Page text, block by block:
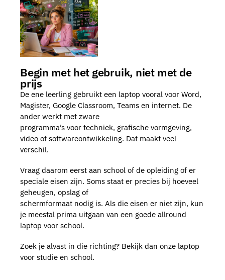
Begin met het gebruik, niet met de
prijs
De ene leerling gebruikt een laptop vooral voor Word,
Magister, Google Classroom, Teams en internet. De
ander werkt met zware
programma’s voor techniek, grafische vormgeving,
video of softwareontwikkeling. Dat maakt veel
verschil.
Vraag daarom eerst aan school of de opleiding of er
speciale eisen zijn. Soms staat er precies bij hoeveel
geheugen, opslag of
schermformaat nodig is. Als die eisen er niet zijn, kun
je meestal prima uitgaan van een goede allround
laptop voor school.
Zoek je alvast in die richting? Bekijk dan onze laptop
voor studie en school.